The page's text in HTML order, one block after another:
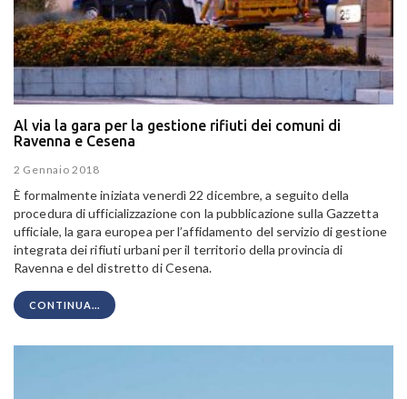
Al via la gara per la gestione rifiuti dei comuni di
Ravenna e Cesena
2 Gennaio 2018
È formalmente iniziata venerdì 22 dicembre, a seguito della
procedura di ufficializzazione con la pubblicazione sulla Gazzetta
ufficiale, la gara europea per l’affidamento del servizio di gestione
integrata dei rifiuti urbani per il territorio della provincia di
Ravenna e del distretto di Cesena.
CONTINUA...